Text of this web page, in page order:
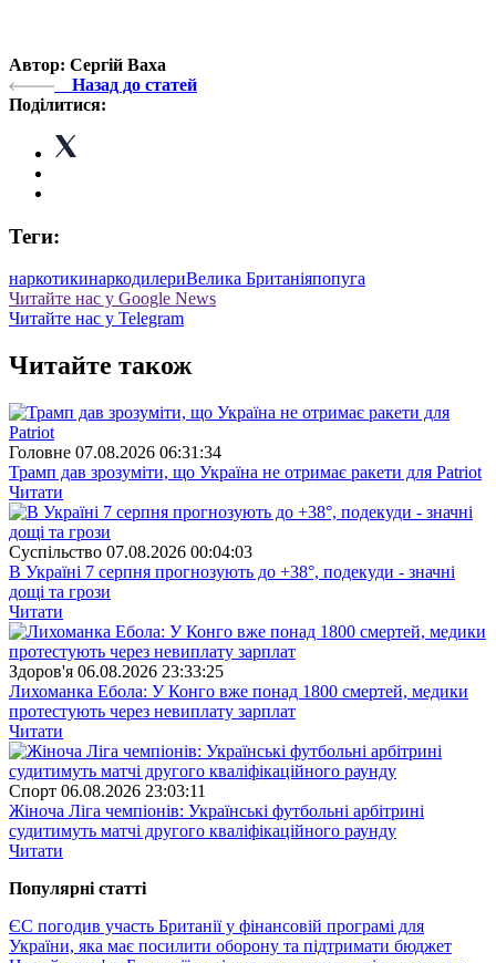
Автор: Сергій Ваха
Назад до статей
Поділитися:
Теги:
наркотикинаркодилериВелика Британіяпопуга
Читайте нас у Google News
Читайте нас у Telegram
Читайте також
Головне 07.08.2026 06:31:34
Трамп дав зрозуміти, що Україна не отримає ракети для Patriot
Читати
Суспiльство 07.08.2026 00:04:03
В Україні 7 серпня прогнозують до +38°, подекуди - значні
дощі та грози
Читати
Здоров'я 06.08.2026 23:33:25
Лихоманка Ебола: У Конго вже понад 1800 смертей, медики
протестують через невиплату зарплат
Читати
Спорт 06.08.2026 23:03:11
Жіноча Ліга чемпіонів: Українські футбольні арбітрині
судитимуть матчі другого кваліфікаційного раунду
Читати
Популярнi статтi
ЄС погодив участь Британії у фінансовій програмі для
України, яка має посилити оборону та підтримати бюджет